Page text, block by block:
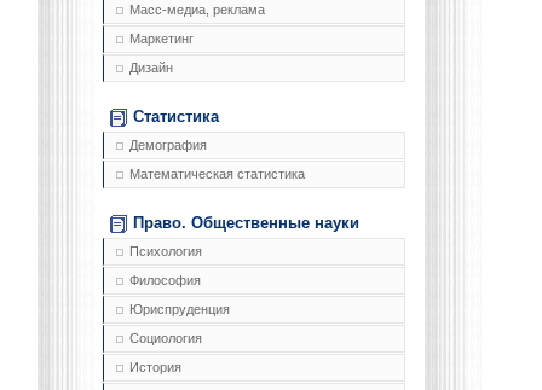
Масс-медиа, реклама
Маркетинг
Дизайн
Статистика
Демография
Математическая статистика
Право. Общественные науки
Психология
Философия
Юриспруденция
Социология
История